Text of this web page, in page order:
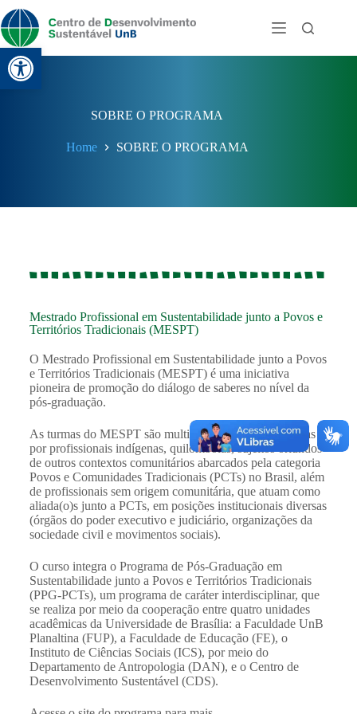
Abrir a barra de ferramentas
SOBRE O PROGRAMA
Home SOBRE O PROGRAMA
Mestrado Profissional em Sustentabilidade junto a Povos e
Territórios Tradicionais (MESPT)
O Mestrado Profissional em Sustentabilidade junto a Povos
e Territórios Tradicionais (MESPT) é uma iniciativa
pioneira de promoção do diálogo de saberes no nível da
pós-graduação.
As turmas do MESPT são multiétnicas, sendo compostas
por profissionais indígenas, quilombolas, sujeitos oriundos
de outros contextos comunitários abarcados pela categoria
Povos e Comunidades Tradicionais (PCTs) no Brasil, além
de profissionais sem origem comunitária, que atuam como
aliada(o)s junto a PCTs, em posições institucionais diversas
(órgãos do poder executivo e judiciário, organizações da
sociedade civil e movimentos sociais).
O curso integra o Programa de Pós-Graduação em
Sustentabilidade junto a Povos e Territórios Tradicionais
(PPG-PCTs), um programa de caráter interdisciplinar, que
se realiza por meio da cooperação entre quatro unidades
acadêmicas da Universidade de Brasília: a Faculdade UnB
Planaltina (FUP), a Faculdade de Educação (FE), o
Instituto de Ciências Sociais (ICS), por meio do
Departamento de Antropologia (DAN), e o Centro de
Desenvolvimento Sustentável (CDS).